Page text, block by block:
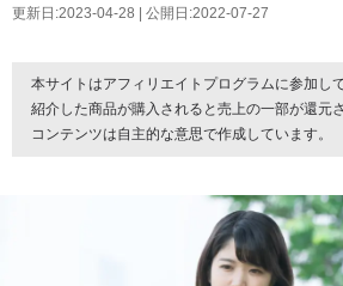
更新日:2023-04-28 | 公開日:2022-07-27
本サイトはアフィリエイトプログラムに参加し
紹介した商品が購入されると売上の一部が還元
コンテンツは自主的な意思で作成しています。